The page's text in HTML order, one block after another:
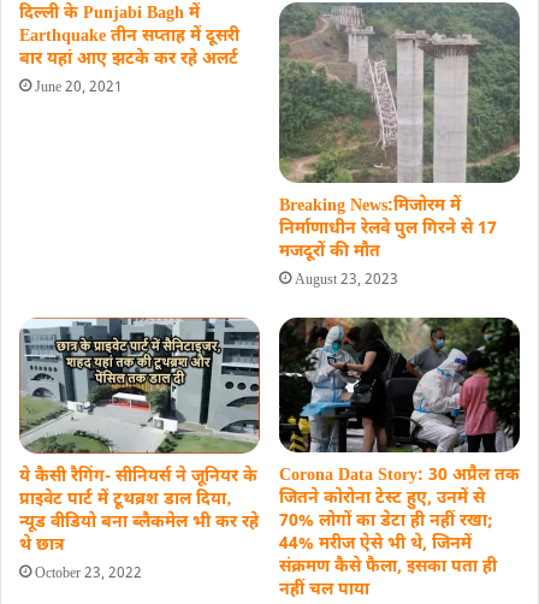
दिल्ली के Punjabi Bagh में
Earthquake तीन सप्ताह में दूसरी
बार यहां आए झटके कर रहे अलर्ट
June 20, 2021
Breaking News:मिजोरम में
निर्माणाधीन रेलवे पुल गिरने से 17
मजदूरों की मौत
August 23, 2023
ये कैसी रैगिंग- सीनियर्स ने जूनियर के
प्राइवेट पार्ट में टूथब्रश डाल दिया‚
न्यूड वीडियो बना ब्लैकमेल भी कर रहे
थे छात्र
October 23, 2022
Corona Data Story: 30 अप्रैल तक
जितने कोरोना टेस्ट हुए, उनमें से
70% लोगों का डेटा ही नहीं रखा;
44% मरीज ऐसे भी थे, जिनमें
संक्रमण कैसे फैला, इसका पता ही
नहीं चल पाया